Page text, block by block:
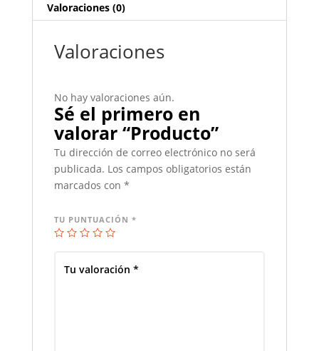
Valoraciones (0)
Valoraciones
No hay valoraciones aún.
Sé el primero en
valorar “Producto”
Tu dirección de correo electrónico no será
publicada. Los campos obligatorios están
marcados con *
TU PUNTUACIÓN *